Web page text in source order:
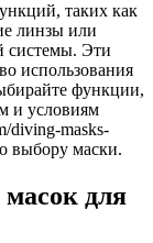
таких как
линзы или
системы. Эти
использования
функции,
и условиям
diving-masks-
выбору маски.
для